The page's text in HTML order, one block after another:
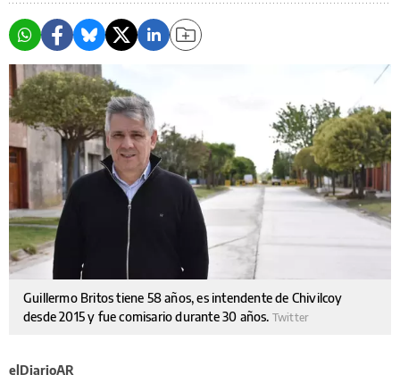
Guillermo Britos tiene 58 años, es intendente de Chivilcoy
desde 2015 y fue comisario durante 30 años. Twitter
elDiarioAR